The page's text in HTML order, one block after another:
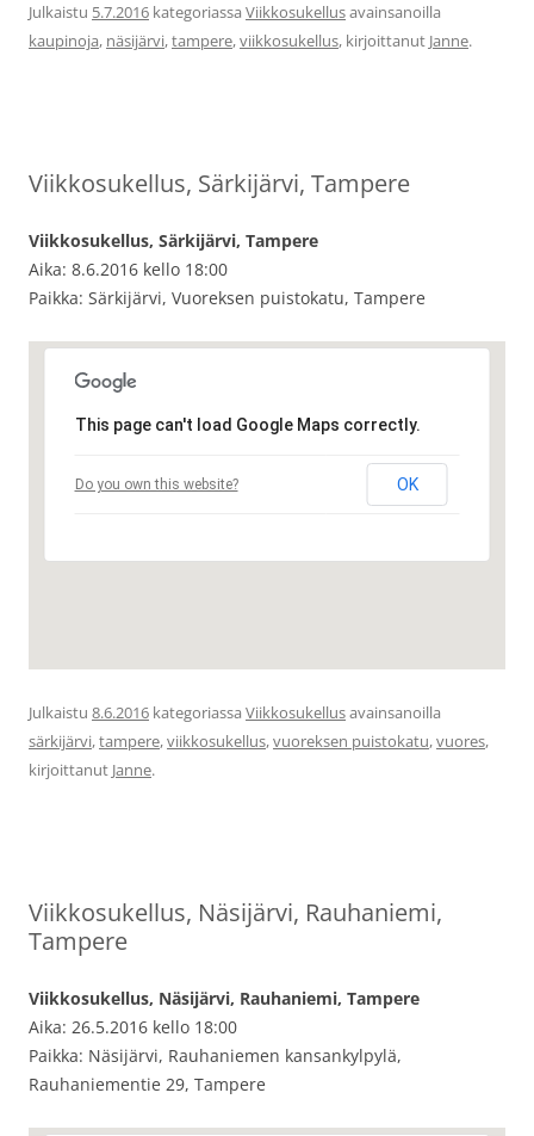
Julkaistu 5.7.2016 kategoriassa Viikkosukellusavainsanoilla
kaupinoja, näsijärvi,tampere,viikkosukellus, kirjoittanut Janne.
Viikkosukellus, Särkijärvi, Tampere
Viikkosukellus, Särkijärvi, Tampere
Aika: 8.6.2016 kello 18:00
Paikka: Särkijärvi, Vuoreksen puistokatu, Tampere
This page can't load Google Maps correctly.
Do you own this website? OK
Julkaistu 8.6.2016 kategoriassa Viikkosukellusavainsanoilla
särkijärvi,tampere,viikkosukellus,vuoreksen puistokatu,vuores,
kirjoittanut Janne.
Viikkosukellus, Näsijärvi, Rauhaniemi,
Tampere
Viikkosukellus, Näsijärvi, Rauhaniemi, Tampere
Aika: 26.5.2016 kello 18:00
Paikka: Näsijärvi, Rauhaniemen kansankylpylä,
Rauhaniementie 29, Tampere